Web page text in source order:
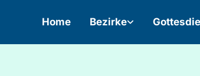
Home Bezirke